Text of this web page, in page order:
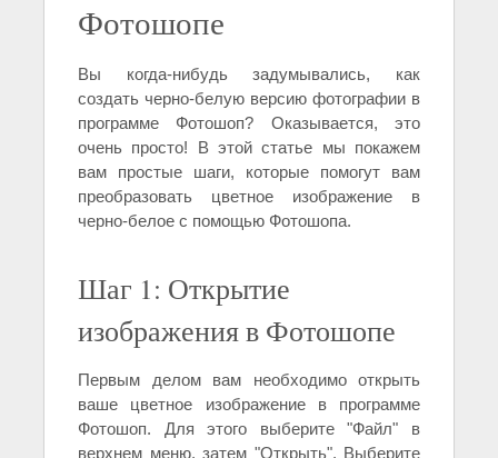
Фотошопе
Вы когда-нибудь задумывались, как
создать черно-белую версию фотографии в
программе Фотошоп? Оказывается, это
очень просто! В этой статье мы покажем
вам простые шаги, которые помогут вам
преобразовать цветное изображение в
черно-белое с помощью Фотошопа.
Шаг 1: Открытие
изображения в Фотошопе
Первым делом вам необходимо открыть
ваше цветное изображение в программе
Фотошоп. Для этого выберите "Файл" в
верхнем меню, затем "Открыть". Выберите